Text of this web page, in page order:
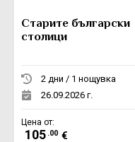
Старите български
столици
2 дни / 1 нощувка
26.09.2026 г.
Цена от:
105 .00 €